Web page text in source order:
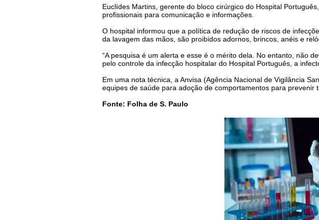
Euclídes Martins, gerente do bloco cirúrgico do Hospital
profissionais para comunicação e informações.
O hospital informou que a política de redução de riscos de
da lavagem das mãos, são proibidos adornos, brincos, anéis e
“A pesquisa é um alerta e esse é o mérito dela. No entanto, não
pelo controle da infecção hospitalar do Hospital Português, a
Em uma nota técnica, a Anvisa (Agência Nacional de Vigilância
equipes de saúde para adoção de comportamentos para prevenir
Fonte: Folha de S. Paulo